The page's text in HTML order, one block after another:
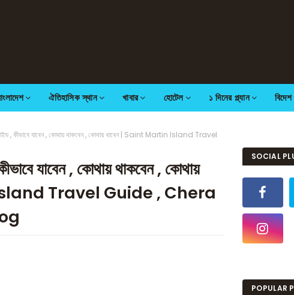
ঐতিহাসিক স্থান খাবার হোটেল ১ দিনের প্ল্যান বিদেশ
গাইড , কীভাবে যাবেন , কোথায় থাকবেন , কোথায় খাবেন | Saint Martin Island Travel
যাবেন , কোথায় থাকবেন , কোথায়
Travel Guide , Chera
SOCIAL
POPULAR